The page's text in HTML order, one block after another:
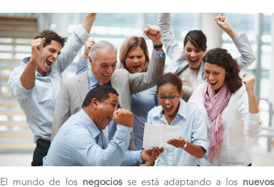
El mundo de los negociosse está adaptando a los nuevos